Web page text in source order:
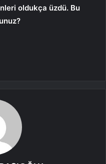
oldukça üzdü. Bu